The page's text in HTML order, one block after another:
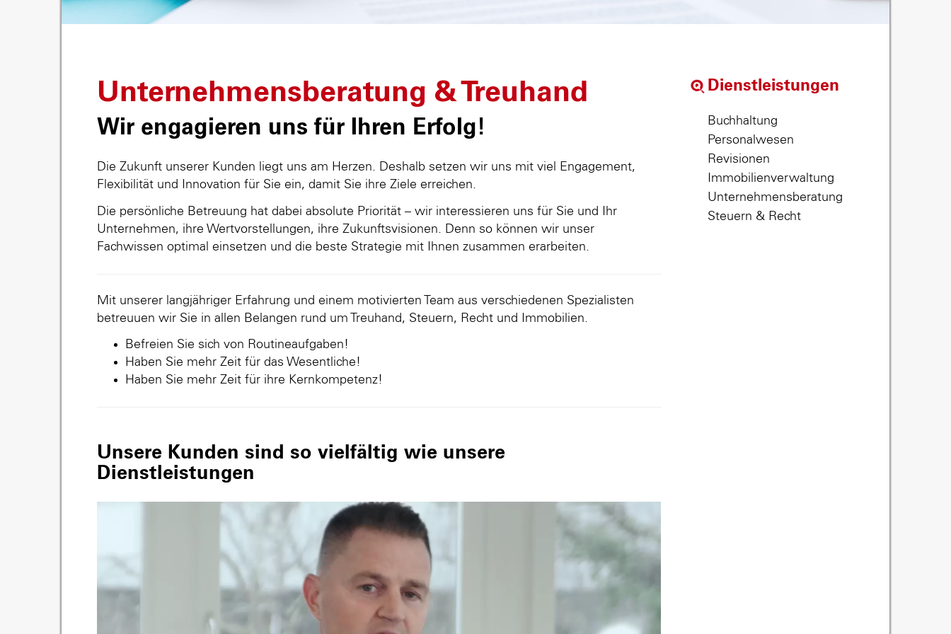
Unternehmensberatung & Treuhand
Wir engagieren uns für Ihren Erfolg!
Die Zukunft unserer Kunden liegt uns am Herzen. Deshalb setzen wir uns mit viel Engagement,
Flexibilität und Innovation für Sie ein, damit Sie ihre Ziele erreichen.
Die persönliche Betreuung hat dabei absolute Priorität – wir interessieren uns für Sie und Ihr
Unternehmen, ihre Wertvorstellungen, ihre Zukunftsvisionen. Denn so können wir unser
Fachwissen optimal einsetzen und die beste Strategie mit Ihnen zusammen erarbeiten.
Mit unserer langjähriger Erfahrung und einem motivierten Team aus verschiedenen Spezialisten
betreuuen wir Sie in allen Belangen rund um Treuhand, Steuern, Recht und Immobilien.
Befreien Sie sich von Routineaufgaben!
Haben Sie mehr Zeit für das Wesentliche!
Haben Sie mehr Zeit für ihre Kernkompetenz!
Unsere Kunden sind so vielfältig wie unsere
Dienstleistungen
Dienstleistungen
Buchhaltung
Personalwesen
Revisionen
Immobilienverwaltung
Unternehmensberatung
Steuern & Recht